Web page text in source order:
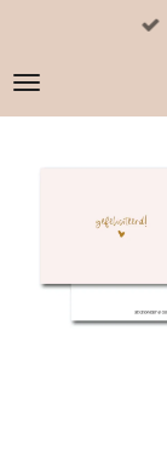
naar
de